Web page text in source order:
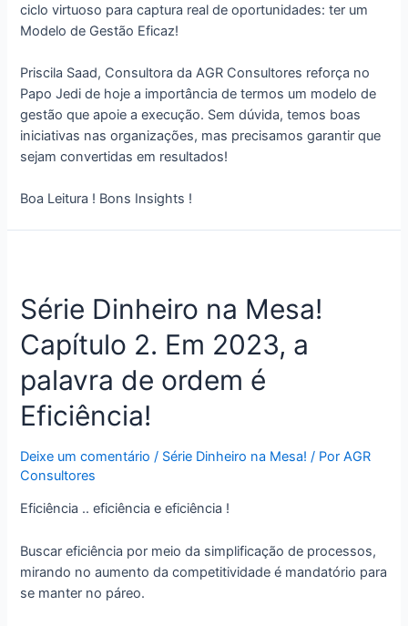
ciclo virtuoso para captura real de oportunidades: ter um
Modelo de Gestão Eficaz!
Priscila Saad, Consultora da AGR Consultores reforça no
Papo Jedi de hoje a importância de termos um modelo de
gestão que apoie a execução. Sem dúvida, temos boas
iniciativas nas organizações, mas precisamos garantir que
sejam convertidas em resultados!
Boa Leitura ! Bons Insights !
Série Dinheiro na Mesa!
Capítulo 2. Em 2023, a
palavra de ordem é
Eficiência!
Deixe um comentário / Série Dinheiro na Mesa! / PorAGR
Consultores
Eficiência .. eficiência e eficiência !
Buscar eficiência por meio da simplificação de processos,
mirando no aumento da competitividade é mandatório para
se manter no páreo.